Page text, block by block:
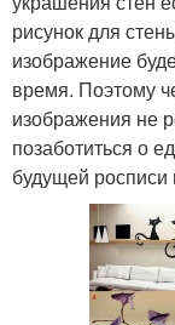
рисунок для
изображение
время. Поэтому
изображения не
позаботиться о
будущей росписи